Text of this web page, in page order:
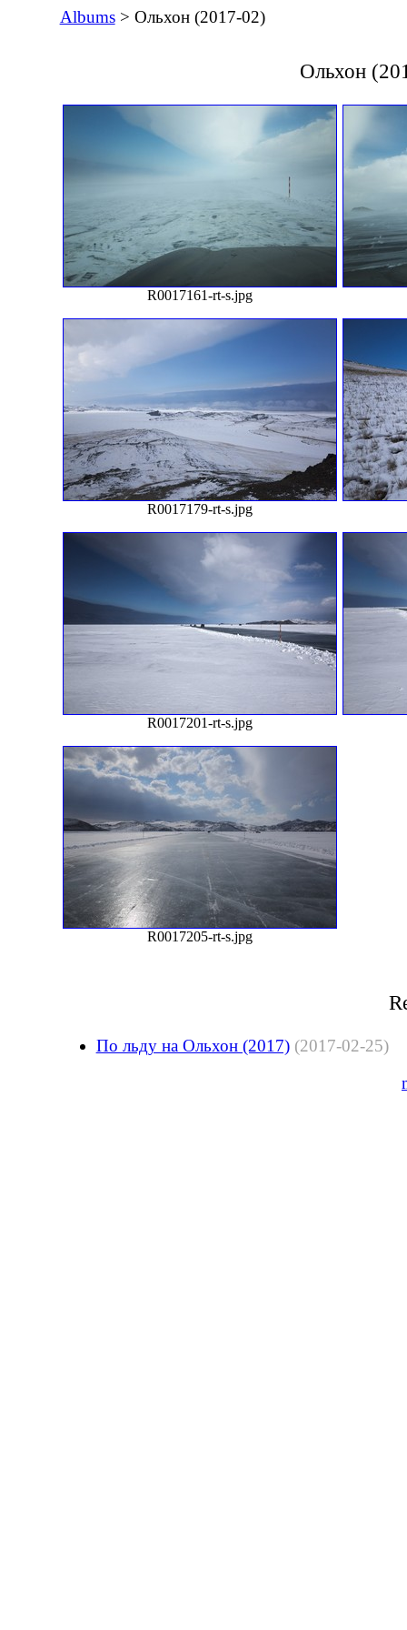
Albums> Ольхон (2017-02)
Ольхон
R0017161-rt-s.jpg
R0017179-rt-s.jpg
R0017201-rt-s.jpg
R0017205-rt-s.jpg
По льду на Ольхон (2017) (2017-02-25)